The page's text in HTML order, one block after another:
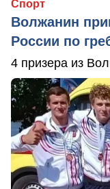
Спорт
Волжанин
России по
4 призера из